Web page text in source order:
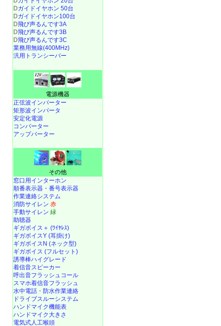
Dガイドイヤホン 50台
Dガイドイヤホン100台
D飛び声るんです3A
D飛び声るんです3B
D飛び声るんです3C
業務用無線(400MHz)
汎用トランシーバー
電源機器
正弦波インバーター
矩形波インバータ
安定化電源
コンバーター
アップバーター
その他
窓口用インターホン
順番表示器・番号表示器
作業連絡システム
消防サイレン 赤
手動サイレン 緑
助聴器
ギガボイス＋ (ﾜｲﾔﾚｽ)
ギガボイスY (耳掛け)
ギガボイスN (ネック型)
ギガボイス (フルセット)
誘導棒ハイグレード
着信音スピーカー
呼出音フラッシュコール
スマホ着信音フラッシュ
水中電話 ・ 防水作業連絡
ドライブスルーシステム
ハンドマイク機能表
ハンドマイク大きさ
電気式人工喉頭